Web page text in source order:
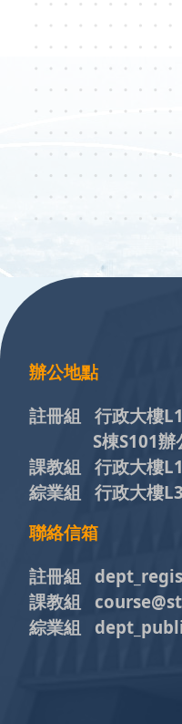
:::
辦公地點
註冊組 行政大樓
S棟S101辦公
課教組 行政大樓
綜業組 行政大樓
聯絡信箱
註冊組
課教組
綜業組